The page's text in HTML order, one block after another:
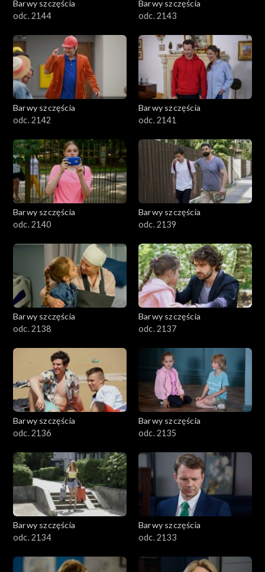
Barwy szczęścia
odc. 2144
Barwy szczęścia
odc. 2143
Barwy szczęścia
odc. 2142
Barwy szczęścia
odc. 2141
Barwy szczęścia
odc. 2140
Barwy szczęścia
odc. 2139
Barwy szczęścia
odc. 2138
Barwy szczęścia
odc. 2137
Barwy szczęścia
odc. 2136
Barwy szczęścia
odc. 2135
Barwy szczęścia
odc. 2134
Barwy szczęścia
odc. 2133